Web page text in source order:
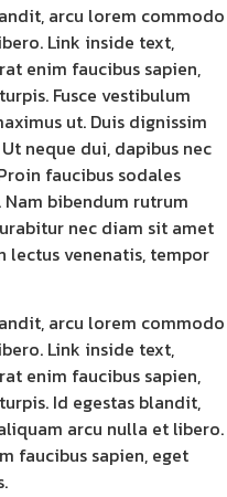
arcu lorem commodo
Link inside text,
enim faucibus sapien,
Fusce vestibulum
ut. Duis dignissim
neque dui, dapibus nec
faucibus sodales
bibendum rutrum
nec diam sit amet
lectus venenatis, tempor
arcu lorem commodo
Link inside text,
enim faucibus sapien,
Id egestas blandit,
arcu nulla et libero.
faucibus sapien, eget